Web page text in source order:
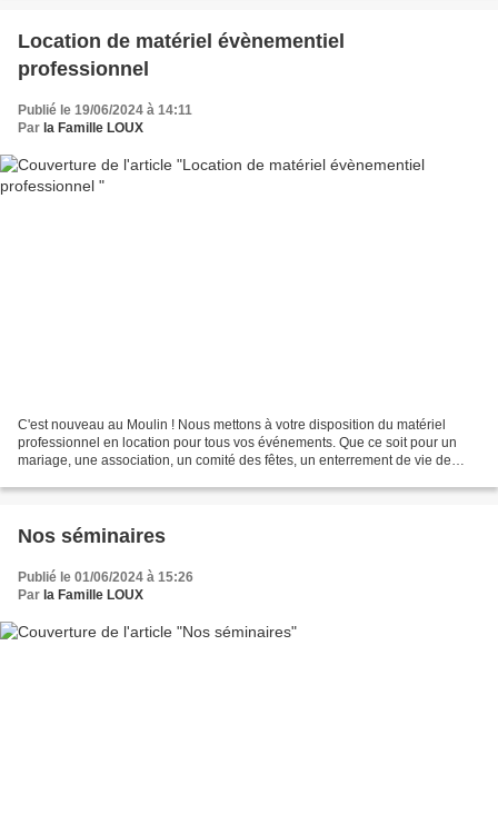
Location de matériel évènementiel
professionnel
Publié le 19/06/2024 à 14:11
Par la Famille LOUX
C'est nouveau au Moulin ! Nous mettons à votre disposition du matériel
professionnel en location pour tous vos événements. Que ce soit pour un
mariage, une association, un comité des fêtes, un enterrement de vie de
Nos séminaires
Publié le 01/06/2024 à 15:26
Par la Famille LOUX